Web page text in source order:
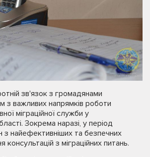
зв'язок з громадянами
з важливих напрямків роботи
міграційної служби у
Зокрема наразі, у період
з найефективніших та безпечних
консультацій з міграційних питань.